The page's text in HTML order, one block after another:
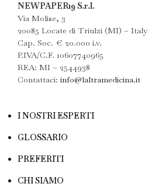
NEWPAPER19 S.r.l.
Via Molise, 3
20085 Locate di Triulzi (MI) – Italy
Cap. Soc. € 20.000 i.v.
P.IVA/C.F. 10607740965
REA: MI – 2544938
Contattaci: info@laltramedicina.it
I NOSTRI ESPERTI
GLOSSARIO
PREFERITI
CHI SIAMO